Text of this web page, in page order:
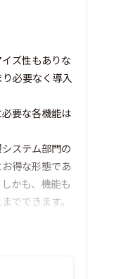
ズ性もありな
必要なく導入
要な各機能は
ステム部門の
得な形態であ
かも、機能も
でできます。